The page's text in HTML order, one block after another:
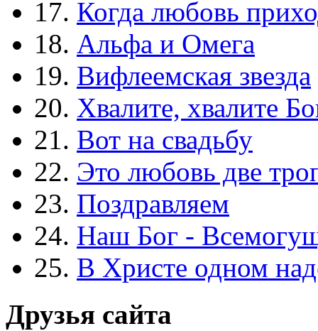
17. Когда любовь
18. Альфа и Омега
19. Вифлеемская звезда
20. Хвалите, хвалите
21. Вот на свадьбу
22. Это любовь две
23. Поздравляем
24. Наш Бог -
25. В Христе одном
Друзья сайта